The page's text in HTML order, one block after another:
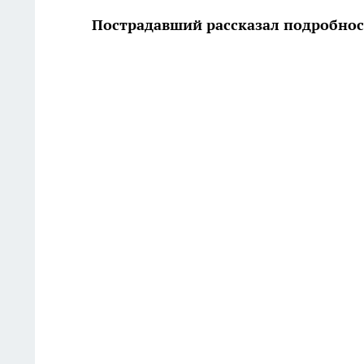
Пострадавший рассказал